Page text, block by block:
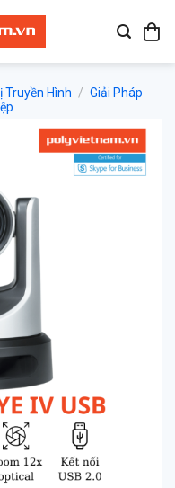
Truyền Hình / Giải Pháp